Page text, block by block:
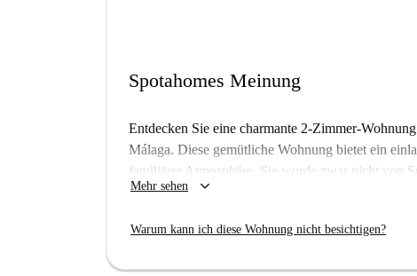
Spotahomes Meinung
Entdecken Sie eine charmante 2-Zimmer-
Málaga. Diese gemütliche Wohnung bietet ein
familiärer Atmosphäre. Sie wurde zwar nicht von
Vermieter, die auf Spotahome inserieren, einen
wie dem Café & Tapas La Plaza und der Bar
Mehr sehen keyboard_arrow_down
Warum kann ich diese Wohnung nicht besichtigen?